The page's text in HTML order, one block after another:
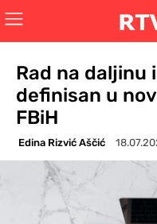
Rad na daljinu
definisan u
FBiH
Edina Rizvić Aščić